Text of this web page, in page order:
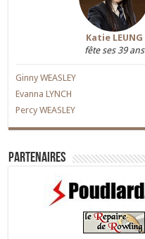
Katie LEUNG
fête ses 39 ans
Ginny WEASLEY
Evanna LYNCH
Percy WEASLEY
Partenaires